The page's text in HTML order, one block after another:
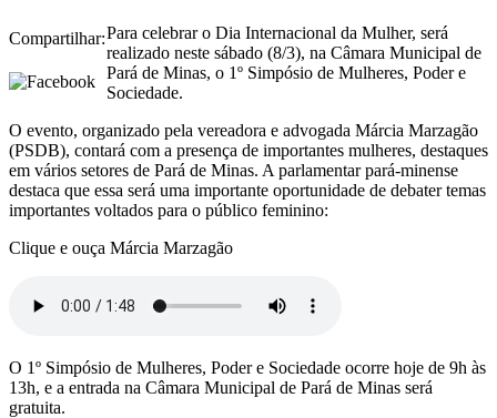
Compartilhar:Para celebrar o Dia Internacional da Mulher, será
realizado neste sábado (8/3), na Câmara Municipal de
Pará de Minas, o 1º Simpósio de Mulheres, Poder e
Sociedade.
O evento, organizado pela vereadora e advogada Márcia Marzagão
(PSDB), contará com a presença de importantes mulheres, destaques
em vários setores de Pará de Minas. A parlamentar pará-minense
destaca que essa será uma importante oportunidade de debater temas
importantes voltados para o público feminino:
Clique e ouça Márcia Marzagão
O 1º Simpósio de Mulheres, Poder e Sociedade ocorre hoje de 9h às
13h, e a entrada na Câmara Municipal de Pará de Minas será
gratuita.